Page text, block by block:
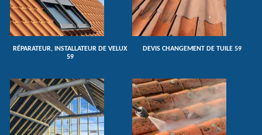
RÉPARATEUR, INSTALLATEUR DE VELUX
59
DEVIS CHANGEMENT DE TUILE 59